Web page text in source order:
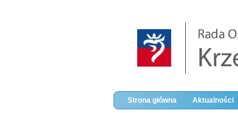
Strona główna Aktualności